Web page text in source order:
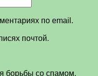
по email.
почтой.
борьбы со спамом.